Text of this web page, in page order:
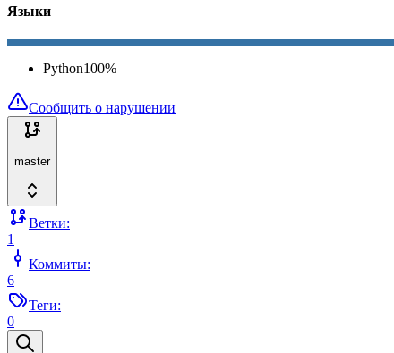
Языки
Python100%
Сообщить о нарушении
master
Ветки:
1
Коммиты:
6
Теги:
0